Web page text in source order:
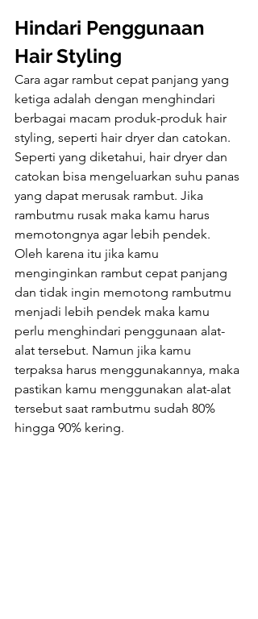
Hindari Penggunaan
Hair Styling
Cara agar rambut cepat panjang yang
ketiga adalah dengan menghindari
berbagai macam produk-produk hair
styling, seperti hair dryer dan catokan.
Seperti yang diketahui, hair dryer dan
catokan bisa mengeluarkan suhu panas
yang dapat merusak rambut. Jika
rambutmu rusak maka kamu harus
memotongnya agar lebih pendek.
Oleh karena itu jika kamu
menginginkan rambut cepat panjang
dan tidak ingin memotong rambutmu
menjadi lebih pendek maka kamu
perlu menghindari penggunaan alat-
alat tersebut. Namun jika kamu
terpaksa harus menggunakannya, maka
pastikan kamu menggunakan alat-alat
tersebut saat rambutmu sudah 80%
hingga 90% kering.